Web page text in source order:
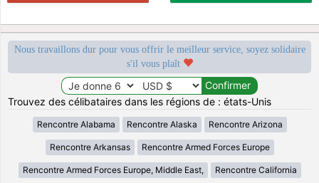
Nous travaillons dur pour vous offrir le meilleur service, soyez solidaire
s'il vous plaît
Trouvez des célibataires dans les régions de : états-Unis
Rencontre Alabama Rencontre Alaska Rencontre Arizona
Rencontre Arkansas Rencontre Armed Forces Europe
Rencontre Armed Forces Europe, Middle East, Rencontre California